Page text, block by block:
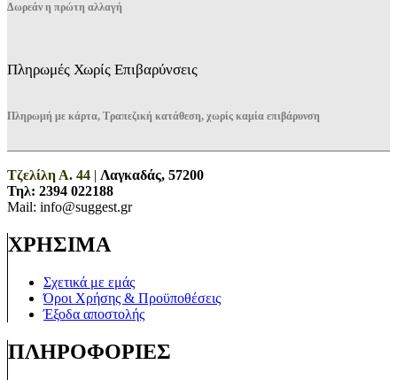
Δωρεάν η πρώτη αλλαγή
Πληρωμές Χωρίς Επιβαρύνσεις
Πληρωμή με κάρτα, Τραπεζική κατάθεση, χωρίς καμία επιβάρυνση
Τζελίλη Α. 44 | Λαγκαδάς, 57200
Τηλ: 2394 022188
Mail: info@suggest.gr
ΧΡΗΣΙΜΑ
Σχετικά με εμάς
Όροι Χρήσης & Προϋποθέσεις
Έξοδα αποστολής
ΠΛΗΡΟΦΟΡΙΕΣ